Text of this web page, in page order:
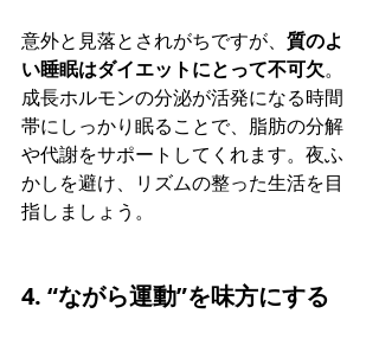
意外と見落とされがちですが、 質のよ
い睡眠はダイエットにとって不可欠。
成長ホルモンの分泌が活発になる時間
帯にしっかり眠ることで、脂肪の分解
や代謝をサポートしてくれます。夜ふ
かしを避け、リズムの整った生活を目
指しましょう。
4. “ながら運動”を味方にする